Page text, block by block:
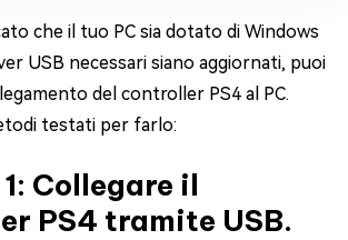
che il tuo PC sia dotato di Windows
USB necessari siano aggiornati, puoi
del controller PS4 al PC.
testati per farlo:
Collegare il
PS4 tramite USB.